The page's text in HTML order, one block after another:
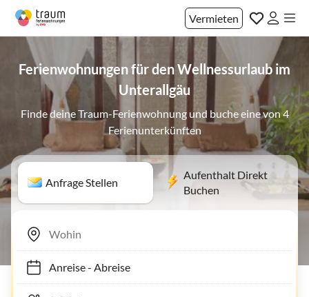
Vermieten
Ferienwohnungen für den Wellnessurlaub im
Unterallgäu
Finde deine Traum-Ferienwohnung und buche eine von 4
Ferienunterkünften
Anfrage Stellen
Aufenthalt Direkt
Buchen
Anreise- Abreise